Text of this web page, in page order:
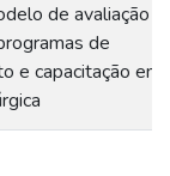
de avaliação
de
e capacitação em